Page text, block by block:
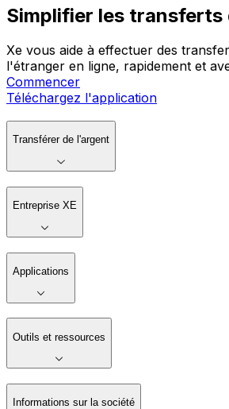
Simplifier les
Xe vous aide à effectuer des
l'étranger en ligne, rapidement et
Commencer
Téléchargez l'application
Transférer de l'argent
Entreprise XE
Applications
Outils et ressources
Informations sur la société